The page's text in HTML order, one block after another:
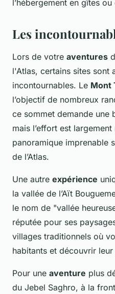
l’hébergement en gîtes
Les
Lors de votre aventures
l'Atlas, certains sites sont
incontournables. Le Mont
l’objectif de nombreux
ce sommet demande une
mais l’effort est
panoramique imprenable
de l’Atlas.
Une autre expérience
la vallée de l’Aït
le nom de "vallée
réputée pour ses
villages traditionnels où
habitants et découvrir
Pour une aventure plus
du Jebel Saghro, à la